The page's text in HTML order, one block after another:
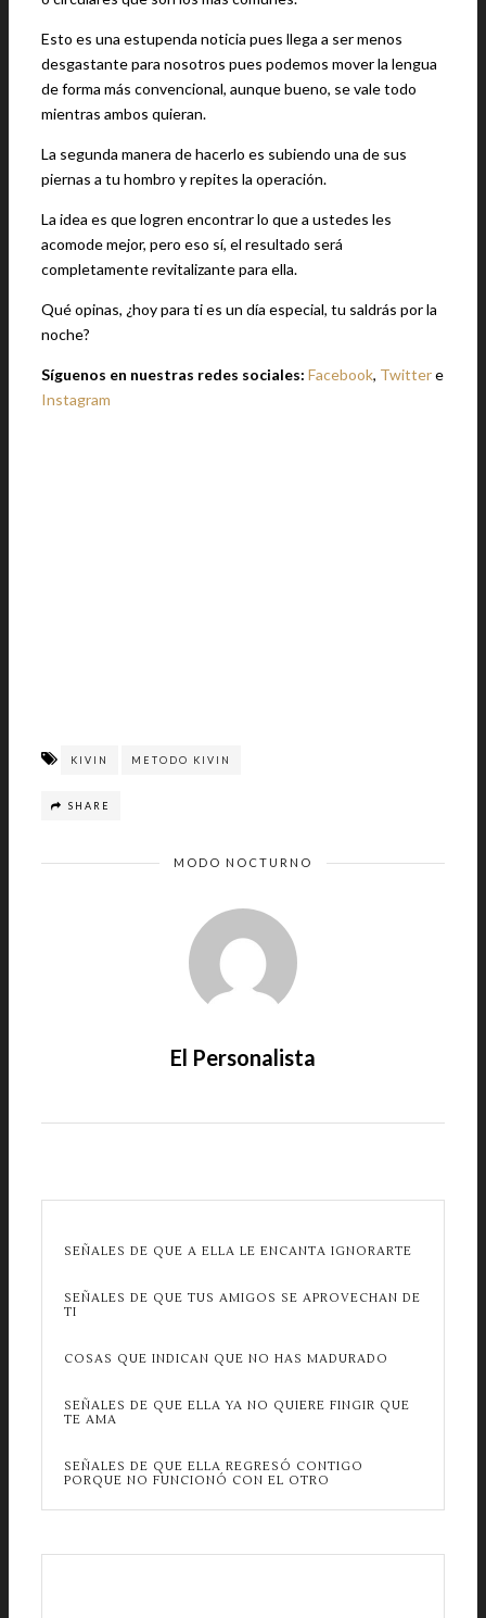
Esto es una estupenda noticia pues llega a ser menos
desgastante para nosotros pues podemos mover la lengua
de forma más convencional, aunque bueno, se vale todo
mientras ambos quieran.
La segunda manera de hacerlo es subiendo una de sus
piernas a tu hombro y repites la operación.
La idea es que logren encontrar lo que a ustedes les
acomode mejor, pero eso sí, el resultado será
completamente revitalizante para ella.
Qué opinas, ¿hoy para ti es un día especial, tu saldrás por la
noche?
Síguenos en nuestras redes sociales: Facebook, Twittere
Instagram
KIVIN METODO KIVIN
SHARE
MODO NOCTURNO
El Personalista
SEÑALES DE QUE A ELLA LE ENCANTA IGNORARTE
SEÑALES DE QUE TUS AMIGOS SE APROVECHAN DE
TI
COSAS QUE INDICAN QUE NO HAS MADURADO
SEÑALES DE QUE ELLA YA NO QUIERE FINGIR QUE
TE AMA
SEÑALES DE QUE ELLA REGRESÓ CONTIGO
PORQUE NO FUNCIONÓ CON EL OTRO